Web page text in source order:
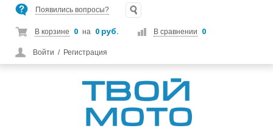
Появились вопросы?
В корзине 0 на 0 руб. В сравнении 0
Войти / Регистрация